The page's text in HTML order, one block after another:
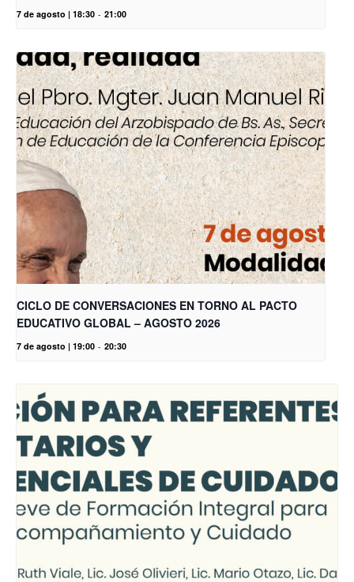
7 de agosto | 18:30 - 21:00
CICLO DE CONVERSACIONES EN TORNO AL PACTO
EDUCATIVO GLOBAL – AGOSTO 2026
7 de agosto | 19:00 - 20:30